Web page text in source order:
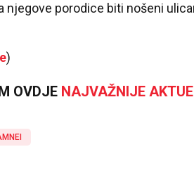
njegove porodice biti nošeni
)
OVDJE NAJVAŽNIJE